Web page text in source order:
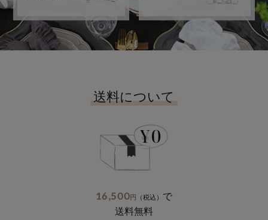
送料について
16,500円 （税込） で
送料無料